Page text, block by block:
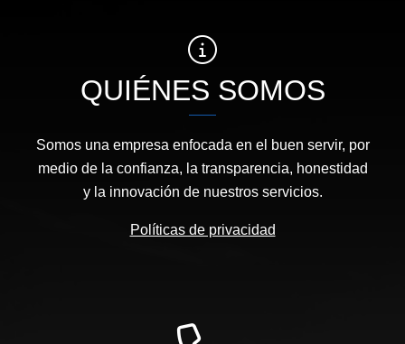
QUIÉNES SOMOS
Somos una empresa enfocada en el buen servir, por
medio de la confianza, la transparencia, honestidad
y la innovación de nuestros servicios.
Políticas de privacidad